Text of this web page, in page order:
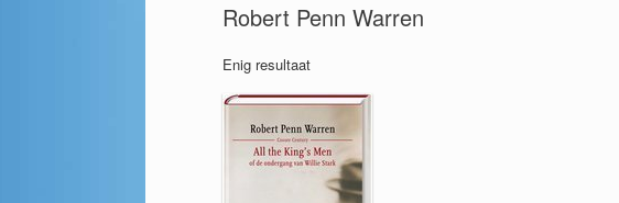
Robert Penn Warren
Enig resultaat